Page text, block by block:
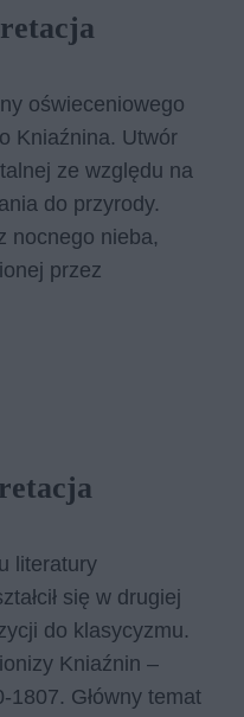
oświeceniowego
Kniaźnina. Utwór
ze względu na
do przyrody.
nocnego nieba,
przez
literatury
się w drugiej
do klasycyzmu.
Kniaźnin –
Główny temat